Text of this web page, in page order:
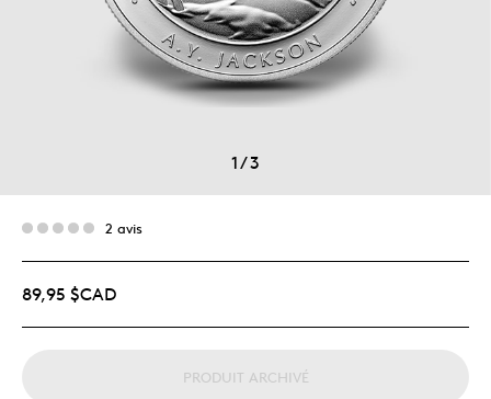
1/3
2 avis
89,95 $CAD
PRODUIT ARCHIVÉ